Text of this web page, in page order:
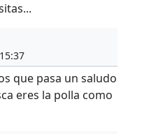
que pasa un saludo
eres la polla como